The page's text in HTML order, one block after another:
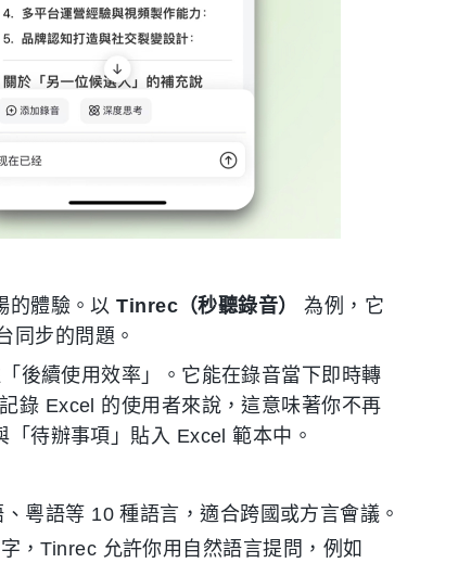
的體驗。以Tinrec（秒聽錄音）
為例，它
同步的問題。
後續使用效率」。它能在錄音當下即時轉
錄 Excel 的使用者來說，這意味著你不再
待辦事項」貼入 Excel 範本中。
粵語等 10 種語言，適合跨國或方言會議。
，Tinrec 允許你用自然語言提問，例如